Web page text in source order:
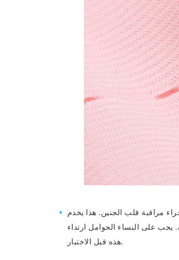
مراقبة قلب الجنين. هذا يخدم
يجب على النساء الحوامل ارتداء
هذه قبل الاختبار.